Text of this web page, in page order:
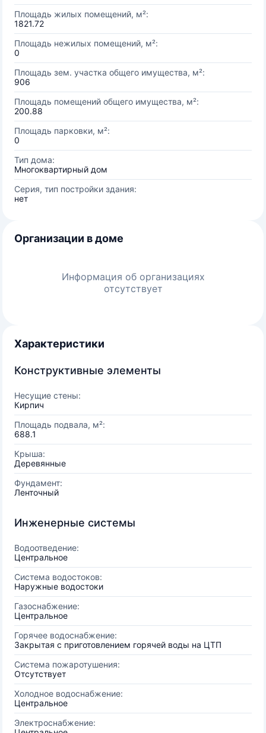
Площадь жилых помещений, м²:
1821.72
Площадь нежилых помещений, м²:
0
Площадь зем. участка общего имущества, м²:
906
Площадь помещений общего имущества, м²:
200.88
Площадь парковки, м²:
0
Тип дома:
Многоквартирный дом
Серия, тип постройки здания:
нет
Организации в доме
Информация об организациях
отсутствует
Характеристики
Конструктивные элементы
Несущие стены:
Кирпич
Площадь подвала, м²:
688.1
Крыша:
Деревянные
Фундамент:
Ленточный
Инженерные системы
Водоотведение:
Центральное
Система водостоков:
Наружные водостоки
Газоснабжение:
Центральное
Горячее водоснабжение:
Закрытая с приготовлением горячей воды на ЦТП
Система пожаротушения:
Отсутствует
Холодное водоснабжение:
Центральное
Электроснабжение: